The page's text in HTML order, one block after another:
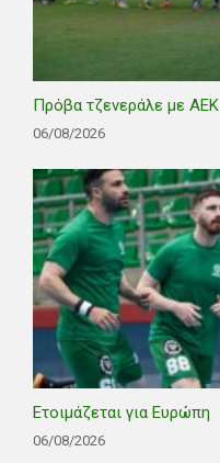
Πρόβα τζενεράλε με ΑΕΚ
06/08/2026
Ετοιμάζεται για Ευρώπη
06/08/2026